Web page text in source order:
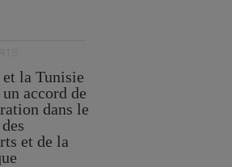
la Tunisie
accord de
dans le
et de la